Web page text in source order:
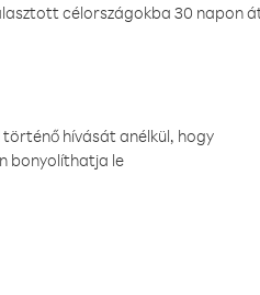
célországokba 30 napon
történő hívását anélkül, hogy
bonyolíthatja le